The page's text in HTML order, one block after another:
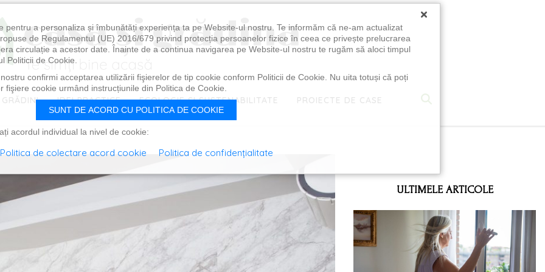
IDEI PRACTICE ECOLOGIE ȘI SUSTENABILITATE PROIECTE DE CASE
ULTIMELE ARTICOLE
×
pentru a personaliza și îmbunătăți experiența ta pe Website-ul nostru. Te informăm că ne-am actualizat
de Regulamentul (UE) 2016/679 privind protecția persoanelor fizice în ceea ce privește prelucrarea
circulație a acestor date. Înainte de a continua navigarea pe Website-ul nostru te rugăm să aloci timpul
Politicii de Cookie.
confirmi acceptarea utilizării fişierelor de tip cookie conform Politicii de Cookie. Nu uita totuși că poți
cookie urmând instrucțiunile din Politica de Cookie.
SUNT DE ACORD CU POLITICA DE COOKIE
acordul individual la nivel de cookie:
Politica de colectare acord cookie Politica de confidențialitate